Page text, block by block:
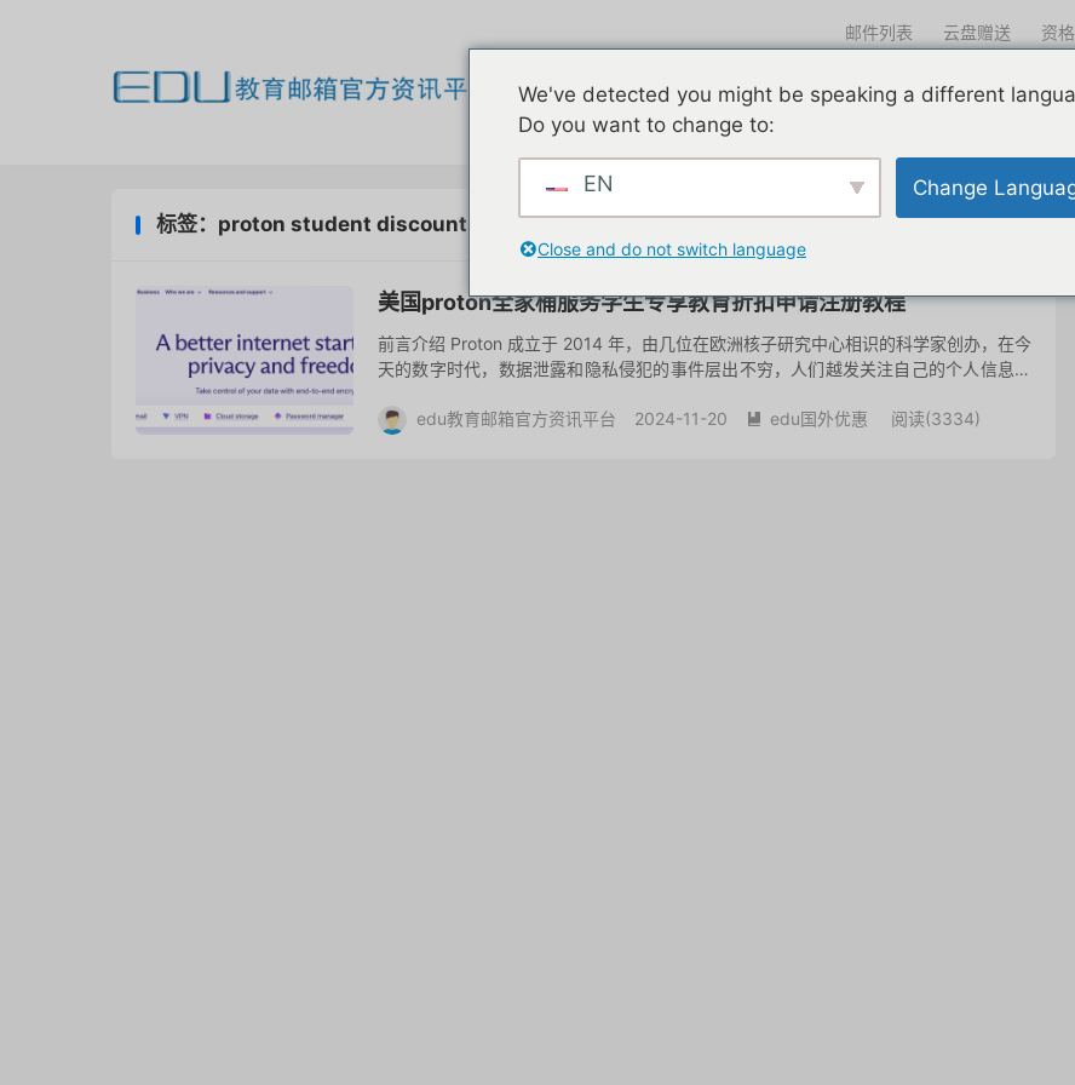
我们一直在努力
edu邮箱申请
邮件列表 云盘赠送 资
标签：proton student discounts
美国proton全家桶服务学生专享教育折扣申请注册教程
前言介绍 Proton 成立于 2014 年，由几位在欧洲核子研究中心相识的科学家创办，在今
天的数字时代，数据泄露和隐私侵犯的事件层出不穷，人们越发关注自己的个人信息安
edu教育邮箱官方资讯平台
2024-11-20  edu国外优惠 阅读(3334)
We've detected you might be speaking a different
Do you want to change to:
EN Change
Close and do not switch language